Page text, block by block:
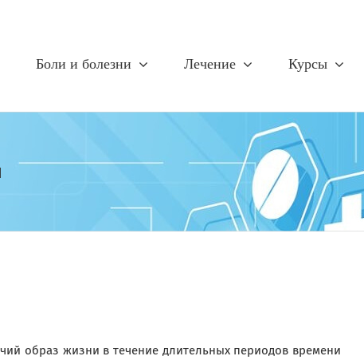
Боли и болезни Лечение Курсы
образ жизни в течение длительных периодов времени